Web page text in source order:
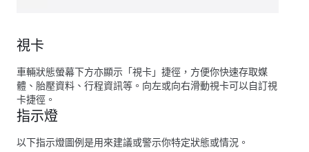
視卡
車輛狀態螢幕下方亦顯示「視卡」捷徑，方便你快速存取媒
體、胎壓資料、行程資訊等。向左或向右滑動視卡可以自訂視
卡捷徑。
指示燈
以下指示燈圖例是用來建議或警示你特定狀態或情況。